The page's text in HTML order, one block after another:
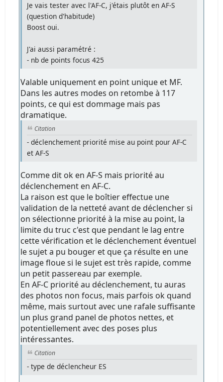
Je vais tester avec l'AF-C, j'étais plutôt en AF-S
(question d'habitude)
Boost oui.
J'ai aussi paramétré :
- nb de points focus 425
Valable uniquement en point unique et MF.
Dans les autres modes on retombe à 117
points, ce qui est dommage mais pas
dramatique.
Citation
- déclenchement priorité mise au point pour AF-C
et AF-S
Comme dit ok en AF-S mais priorité au
déclenchement en AF-C.
La raison est que le boîtier effectue une
validation de la netteté avant de déclencher si
on sélectionne priorité à la mise au point, la
limite du truc c'est que pendant le lag entre
cette vérification et le déclenchement éventuel
le sujet a pu bouger et que ça résulte en une
image floue si le sujet est très rapide, comme
un petit passereau par exemple.
En AF-C priorité au déclenchement, tu auras
des photos non focus, mais parfois ok quand
même, mais surtout avec une rafale suffisante
un plus grand panel de photos nettes, et
potentiellement avec des poses plus
intéressantes.
Citation
- type de déclencheur ES